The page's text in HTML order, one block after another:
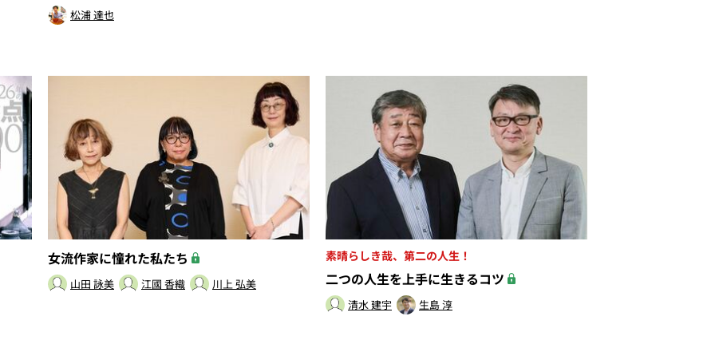
松浦 達也
女流作家に憧れた私たち
山田 詠美 江國 香織 川上 弘美
素晴らしき哉、第二の人生！
二つの人生を上手に生きるコツ
清水 建宇 生島 淳